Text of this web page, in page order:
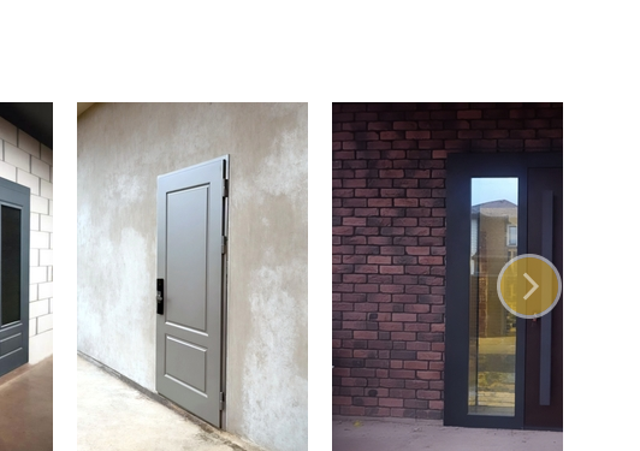
6. Отделка внутренней стороны двери
7. Наличник по периметру двери
8. Дверная коробка из стального профиля
9. Панорамный дверной обзорный глазок
10. Дверная фурнитура
11. Дверные петли на подшипниках
12. Противосъемные блокираторы
13. Внутренняя задвижка
14. 2 независимых замка
15. Резиновый уплотнитель
16. Анкеры для крепления двери